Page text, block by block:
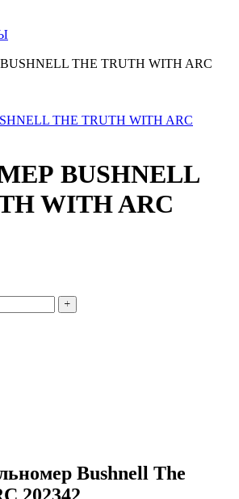
THE TRUTH WITH ARC
BUSHNELL
WITH ARC
Bushnell The
202342